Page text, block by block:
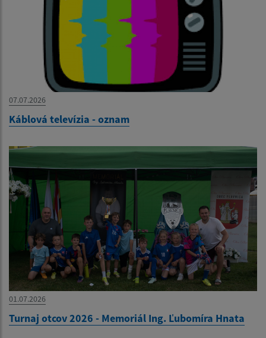
07.07.2026
Káblová televízia - oznam
01.07.2026
Turnaj otcov 2026 - Memoriál Ing. Ľubomíra Hnata